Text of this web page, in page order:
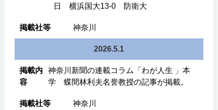
日 横浜国大13-0 防衛大
神奈川
2026.5.1
神奈川新聞の連載コラム「わが人生 」本
学 蝶間林利夫名誉教授の記事が掲載。
神奈川